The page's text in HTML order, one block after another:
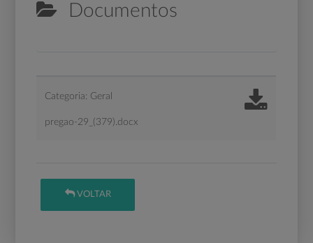
Documentos
Categoria: Geral
pregao-29_(379).docx
VOLTAR